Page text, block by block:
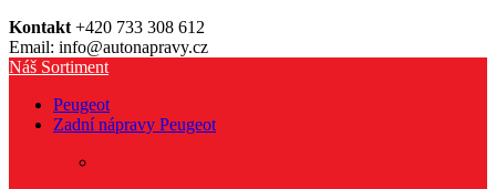
Kontakt +420 733 308 612
Email: info@autonapravy.cz
Náš Sortiment
Peugeot
Zadní nápravy Peugeot